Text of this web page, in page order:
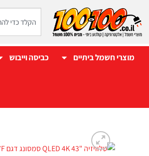
מוצרי חשמל ביתיים כביסה וייבוש